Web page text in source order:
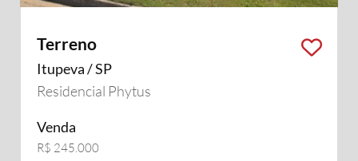
Terreno
Itupeva / SP
Residencial Phytus
Venda
R$ 245.000